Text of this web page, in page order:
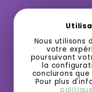
Orford 3.0 a
grandir et
Nous utilisons
votre
poursuivant
la
conclurons
Pour plus